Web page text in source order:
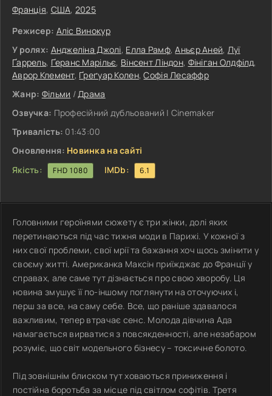
Франція, США, 2025
Режисер: Аліс Винокур
У ролях: Анджеліна Джолі, Елла Рамф,Аньєр Аней, Луї
Ґаррель, Ґеранс Марільє, Вінсент Ліндон, Фініган Олдфілд,
Аврор Клемент, Ґреґуар Колен,Софія Лесаффр
Жанр: Фільми /Драма
Озвучка: Професійний дубльований | Cinemaker
Тривалість: 01:43:00
Оновлення: Новинка на сайті
Якість:
FHD 1080 IMDb: 6.1
Головними героїнями сюжету є три жінки, долі яких
перетинаються під час тижня моди в Парижі. У кожної з
них свої проблеми, свої мрії та бажання хоч щось змінити у
своєму житті. Американка Максін приїжджає до Франції у
справах, але саме тут дізнається про свою хворобу. Ця
новина змушує її по-іншому поглянути на оточуючих і,
перш за все, на саму себе. Все, що раніше здавалося
важливим, тепер втрачає сенс. Молода дівчина Ада
намагається вирватися з повсякденності, але незабаром
розуміє, що світ модельного бізнесу – токсичне болото.
Під зовнішнім блиском тут ховаються приниження і
постійна боротьба за місце під світлом софітів. Третя